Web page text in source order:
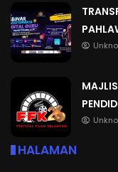
HALAMAN